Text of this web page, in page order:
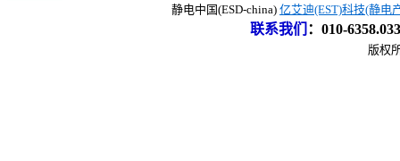
静电中国(ESD-china) 亿艾迪(EST)科技(静电
联系我们 ： 010-
版权